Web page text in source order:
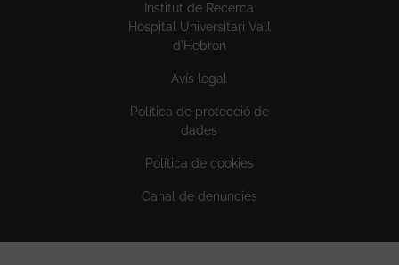
Institut de Recerca
Hospital Universitari Vall
d'Hebron
Avís legal
Política de protecció de
dades
Política de cookies
Canal de denúncies